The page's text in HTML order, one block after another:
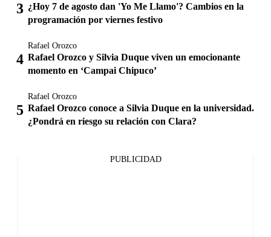
¿Hoy 7 de agosto dan 'Yo Me Llamo'? Cambios en la
programación por viernes festivo
Rafael Orozco
Rafael Orozco y Silvia Duque viven un emocionante
momento en ‘Campai Chipuco’
Rafael Orozco
Rafael Orozco conoce a Silvia Duque en la universidad.
¿Pondrá en riesgo su relación con Clara?
PUBLICIDAD